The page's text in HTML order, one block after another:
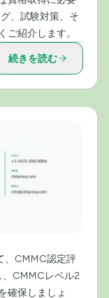
、試験対策、そ
ご紹介します。
続きを読む
、CMMC認定評
、CMMCレベル2
確保しましょ